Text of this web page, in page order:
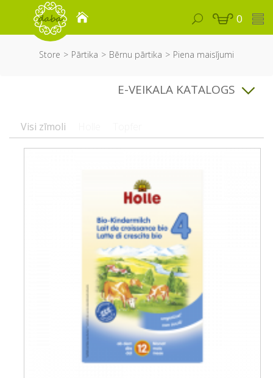
0
Store Pārtika Bērnu pārtika Piena maisījumi
E-VEIKALA KATALOGS
Visi zīmoli